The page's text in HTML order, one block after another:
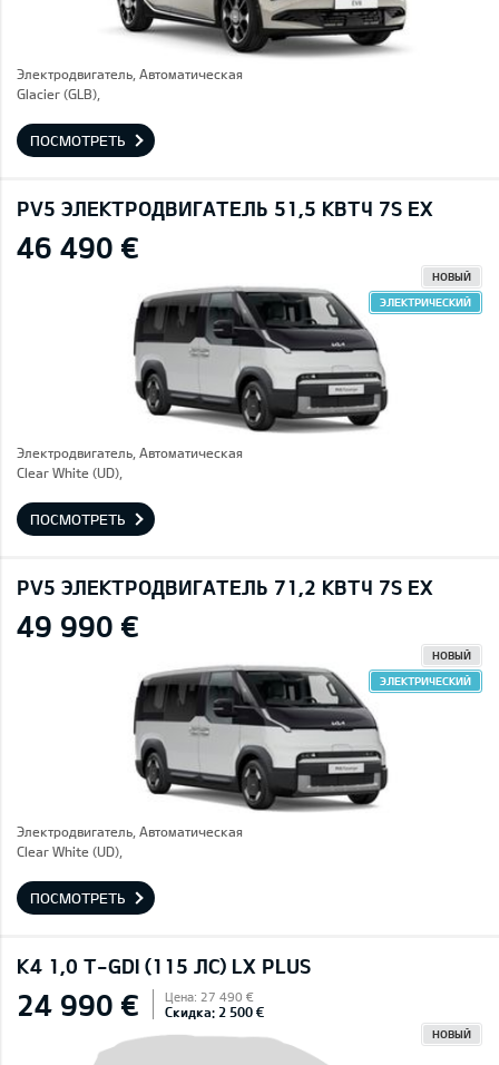
Электродвигатель, Автоматическая
Glacier (GLB),
ПОСМОТРЕТЬ
PV5 ЭЛЕКТРОДВИГАТЕЛЬ 51,5 КВТЧ 7S EX
46 490 €
НОВЫЙ
ЭЛЕКТРИЧЕСКИЙ
Электродвигатель, Автоматическая
Clear White (UD),
ПОСМОТРЕТЬ
PV5 ЭЛЕКТРОДВИГАТЕЛЬ 71,2 КВТЧ 7S EX
49 990 €
НОВЫЙ
ЭЛЕКТРИЧЕСКИЙ
Электродвигатель, Автоматическая
Clear White (UD),
ПОСМОТРЕТЬ
K4 1,0 T-GDI (115 ЛС) LX PLUS
24 990 € Цена: 27 490 €
Скидка: 2 500 €
НОВЫЙ